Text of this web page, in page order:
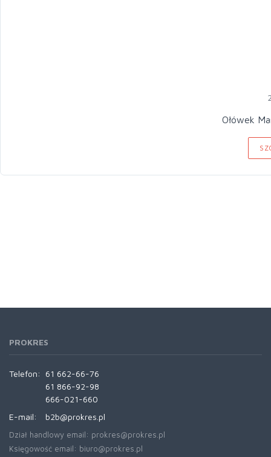
PROKRES
Telefon:
61 662-66-76
61 866-92-98
666-021-660
E-mail:
b2b@prokres.pl
Dział handlowy email: prokres@prokres.pl
Księgowość email: biuro@prokres.pl